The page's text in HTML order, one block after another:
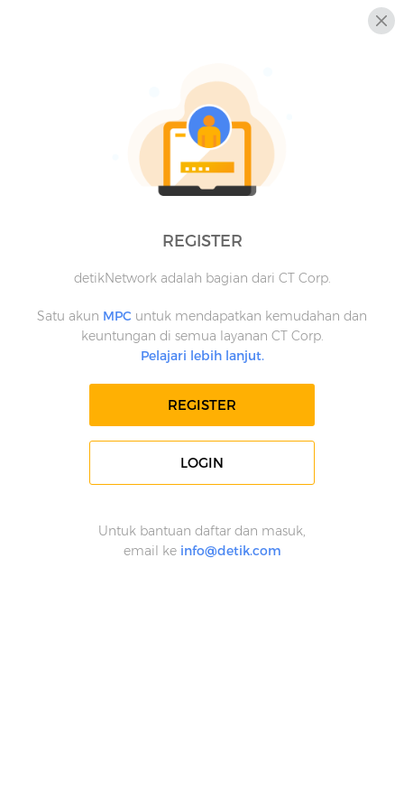
REGISTER
detikNetwork adalah bagian dari CT Corp.
Satu akun MPC untuk mendapatkan kemudahan dan
keuntungan di semua layanan CT Corp.
Pelajari lebih lanjut.
REGISTER
LOGIN
Untuk bantuan daftar dan masuk,
email ke info@detik.com